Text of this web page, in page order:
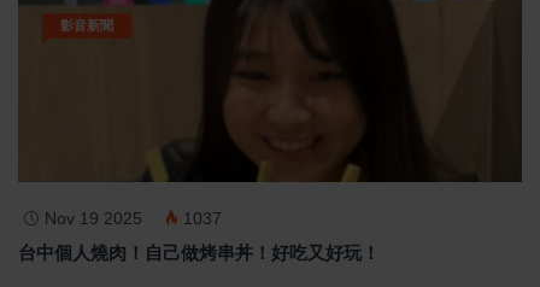
影音新聞
Nov 19 2025 1037
台中個人燒肉！自己做烤串丼！好吃又好玩！